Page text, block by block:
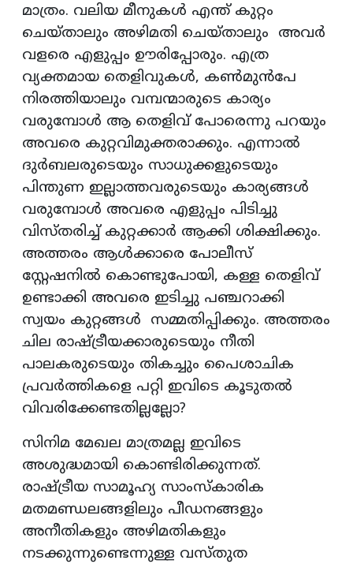
മാത്രം. വലിയ മീനുകൾ എന്ത് കുറ്റം
ചെയ്താലും അഴിമതി ചെയ്താലും അവർ
വളരെ എളുപ്പം ഊരിപ്പോരും. എത്ര
വ്യക്തമായ തെളിവുകൾ, കൺമുൻപേ
നിരത്തിയാലും വമ്പന്മാരുടെ കാര്യം
വരുമ്പോൾ ആ തെളിവ് പോരെന്നു പറയും
അവരെ കുറ്റവിമുക്തരാക്കും. എന്നാൽ
ദുർബലരുടെയും സാധുക്കളുടെയും
പിന്തുണ ഇല്ലാത്തവരുടെയും കാര്യങ്ങൾ
വരുമ്പോൾ അവരെ എളുപ്പം പിടിച്ചു
വിസ്തരിച്ച് കുറ്റക്കാർ ആക്കി ശിക്ഷിക്കും.
അത്തരം ആൾക്കാരെ പോലീസ്
സ്റ്റേഷനിൽ കൊണ്ടുപോയി, കള്ള തെളിവ്
ഉണ്ടാക്കി അവരെ ഇടിച്ചു പഞ്ചറാക്കി
സ്വയം കുറ്റങ്ങൾ സമ്മതിപ്പിക്കും. അത്തരം
ചില രാഷ്ട്രീയക്കാരുടെയും നീതി
പാലകരുടെയും തികച്ചും പൈശാചിക
പ്രവർത്തികളെ പറ്റി ഇവിടെ കൂടുതൽ
വിവരിക്കേണ്ടതില്ലല്ലോ?
സിനിമ മേഖല മാത്രമല്ല ഇവിടെ
അശുദ്ധമായി കൊണ്ടിരിക്കുന്നത്.
രാഷ്ട്രീയ സാമൂഹ്യ സാംസ്കാരിക
മതമണ്ഡലങ്ങളിലും പീഡനങ്ങളും
അനീതികളും അഴിമതികളും
നടക്കുന്നുണ്ടെന്നുള്ള വസ്തുത